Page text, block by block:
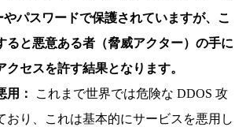
パスワードで保護されていますが、こ
ると悪意ある者（脅威アクター）の手に
クセスを許す結果となります。
用：
これまで世界では危険な DDOS 攻
おり、これは基本的にサービスを悪用し